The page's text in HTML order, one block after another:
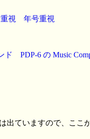
視
年号重視
ド PDP-6 の Music
出ていますので、ここ